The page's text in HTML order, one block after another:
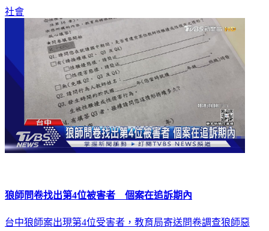
社會
狼師問卷找出第4位被害者 個案在追訴期內
台中狼師案出現第4位受害者，教育局寄送問卷調查狼師惡